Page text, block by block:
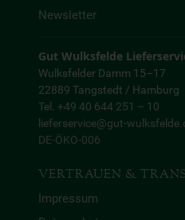
Newsletter
Gut Wulksfelde
Wulksfelder Damm 15–17
22889 Tangstedt / Hamburg
Tel. +49 40 644 251 – 10
lieferservice@gut-
DE-ÖKO-006
VERTRAUEN &
Impressum